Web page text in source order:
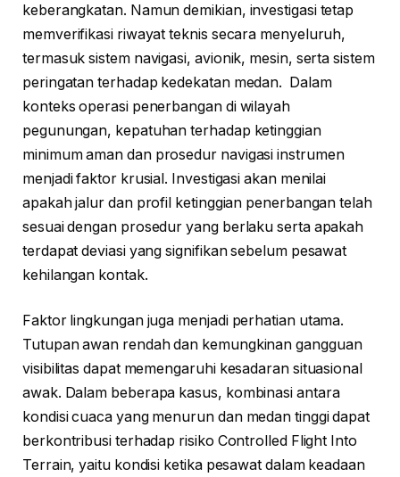
keberangkatan. Namun demikian, investigasi tetap
memverifikasi riwayat teknis secara menyeluruh,
termasuk sistem navigasi, avionik, mesin, serta sistem
peringatan terhadap kedekatan medan. Dalam
konteks operasi penerbangan di wilayah
pegunungan, kepatuhan terhadap ketinggian
minimum aman dan prosedur navigasi instrumen
menjadi faktor krusial. Investigasi akan menilai
apakah jalur dan profil ketinggian penerbangan telah
sesuai dengan prosedur yang berlaku serta apakah
terdapat deviasi yang signifikan sebelum pesawat
kehilangan kontak.
Faktor lingkungan juga menjadi perhatian utama.
Tutupan awan rendah dan kemungkinan gangguan
visibilitas dapat memengaruhi kesadaran situasional
awak. Dalam beberapa kasus, kombinasi antara
kondisi cuaca yang menurun dan medan tinggi dapat
berkontribusi terhadap risiko Controlled Flight Into
Terrain, yaitu kondisi ketika pesawat dalam keadaan